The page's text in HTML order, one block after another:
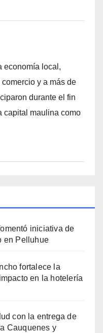
economía local,
y a más de
durante el fin
capital maulina como
iniciativa de
en Pelluhue
fortalece la
en la hotelería
con la entrega de
Cauquenes y